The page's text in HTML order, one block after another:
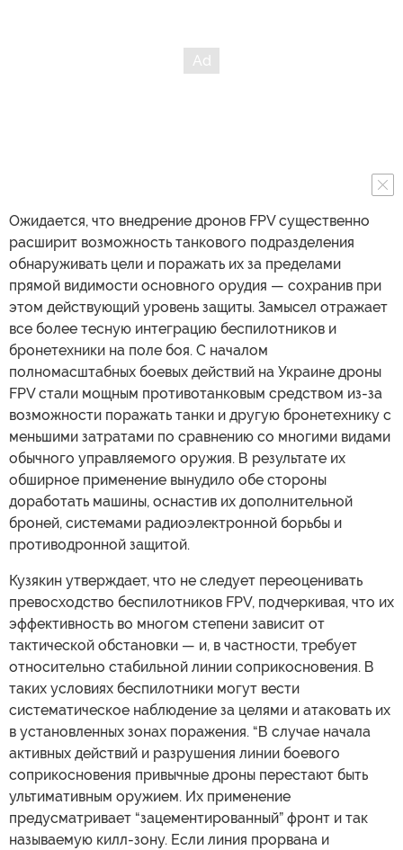
Ожидается, что внедрение дронов FPV существенно
расширит возможность танкового подразделения
обнаруживать цели и поражать их за пределами
прямой видимости основного орудия — сохранив при
этом действующий уровень защиты. Замысел отражает
все более тесную интеграцию беспилотников и
бронетехники на поле боя. С началом
полномасштабных боевых действий на Украине дроны
FPV стали мощным противотанковым средством из-за
возможности поражать танки и другую бронетехнику с
меньшими затратами по сравнению со многими видами
обычного управляемого оружия. В результате их
обширное применение вынудило обе стороны
доработать машины, оснастив их дополнительной
броней, системами радиоэлектронной борьбы и
противодронной защитой.
Кузякин утверждает, что не следует переоценивать
превосходство беспилотников FPV, подчеркивая, что их
эффективность во многом степени зависит от
тактической обстановки — и, в частности, требует
относительно стабильной линии соприкосновения. В
таких условиях беспилотники могут вести
систематическое наблюдение за целями и атаковать их
в установленных зонах поражения. “В случае начала
активных действий и разрушения линии боевого
соприкосновения привычные дроны перестают быть
ультимативным оружием. Их применение
предусматривает “зацементированный” фронт и так
называемую килл-зону. Если линия прорвана и